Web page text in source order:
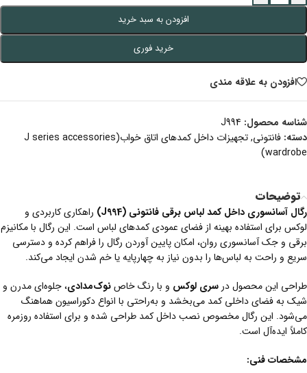
افزودن به سبد خرید
خرید فوری
افزودن به علاقه مندی
شناسه محصول: J994
دسته: فانتونی,
تجهیزات داخل کمدهای اتاق خواب(J series accessories
wardrobe)
توضیحات
رگال آسانسوری داخل کمد لباس برقی فانتونی (J994)
راهکاری کاربردی و
لوکس برای استفاده بهینه از فضای عمودی کمدهای لباس است. این رگال با مکانیزم
برقی و جک آسانسوری روان، امکان پایین آوردن رگال را فراهم کرده و دسترسی
سریع و راحت به لباس‌ها را بدون نیاز به چهارپایه یا خم شدن ایجاد می‌کند.
طراحی این محصول در سری لوکس و با رنگ خاصنوک‌مدادی، جلوه‌ای مدرن و
شیک به فضای داخلی کمد می‌بخشد و به‌راحتی با انواع دکوراسیون هماهنگ
می‌شود. این رگال مخصوص نصب داخل کمد طراحی شده و برای استفاده روزمره
کاملاً ایده‌آل است.
مشخصات فنی: